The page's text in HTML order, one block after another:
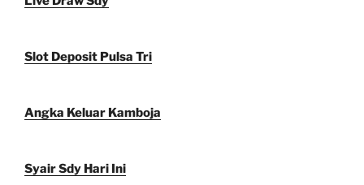
Slot Deposit Pulsa Tri
Angka Keluar Kamboja
Syair Sdy Hari Ini